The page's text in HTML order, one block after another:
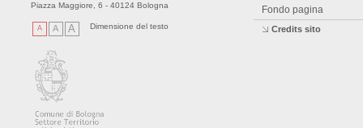
Piazza Maggiore, 6 - 40124 Bologna
A A A Dimensione del testo
Fondo pagina
Credits sito